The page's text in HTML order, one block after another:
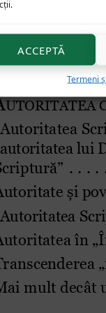
ACCEPTĂ
Termeni